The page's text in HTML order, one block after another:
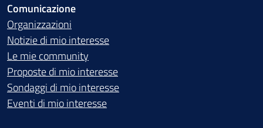
Comunicazione
Organizzazioni
Notizie di mio interesse
Le mie community
Proposte di mio interesse
Sondaggi di mio interesse
Eventi di mio interesse